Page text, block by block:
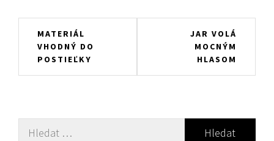
Navigace
pro
příspěvek
MATERIÁL
VHODNÝ DO
POSTIEĽKY
JAR VOLÁ
MOCNÝM
HLASOM
Vyhledávání